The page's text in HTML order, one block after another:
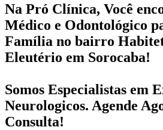
Na Pró Clínica, Você
Médico e Odontológico
Família no bairro
Eleutério em Sorocaba!
Somos Especialistas em
Neurologicos. Agende
Consulta!